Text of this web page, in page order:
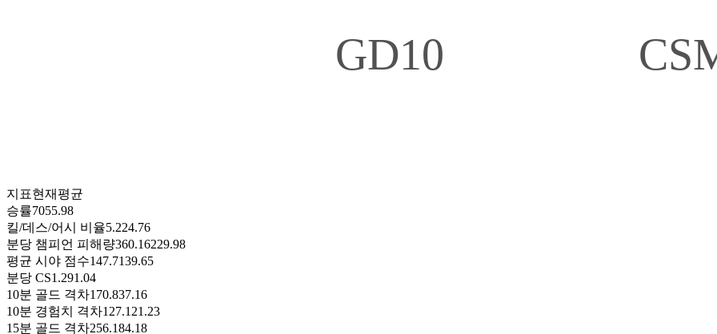
GD10
지표현재평균
승률7055.98
킬/데스/어시 비율5.224.76
분당 챔피언 피해량360.16229.98
평균 시야 점수147.7139.65
분당 CS1.291.04
10분 골드 격차170.837.16
10분 경험치 격차127.1 21.23
15분 골드 격차256.184.18